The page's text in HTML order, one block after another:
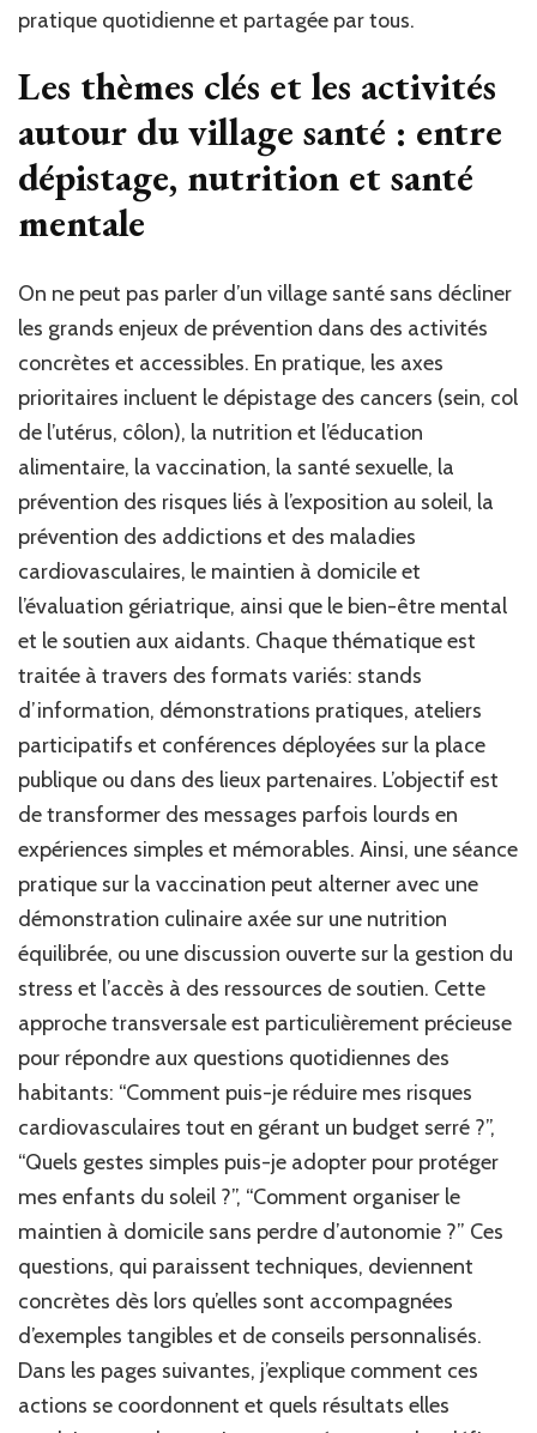
pratique quotidienne et partagée par tous.
Les thèmes clés et les activités
autour du village santé : entre
dépistage, nutrition et santé
mentale
On ne peut pas parler d’un village santé sans décliner
les grands enjeux de prévention dans des activités
concrètes et accessibles. En pratique, les axes
prioritaires incluent le dépistage des cancers (sein, col
de l’utérus, côlon), la nutrition et l’éducation
alimentaire, la vaccination, la santé sexuelle, la
prévention des risques liés à l’exposition au soleil, la
prévention des addictions et des maladies
cardiovasculaires, le maintien à domicile et
l’évaluation gériatrique, ainsi que le bien-être mental
et le soutien aux aidants. Chaque thématique est
traitée à travers des formats variés: stands
d’information, démonstrations pratiques, ateliers
participatifs et conférences déployées sur la place
publique ou dans des lieux partenaires. L’objectif est
de transformer des messages parfois lourds en
expériences simples et mémorables. Ainsi, une séance
pratique sur la vaccination peut alterner avec une
démonstration culinaire axée sur une nutrition
équilibrée, ou une discussion ouverte sur la gestion du
stress et l’accès à des ressources de soutien. Cette
approche transversale est particulièrement précieuse
pour répondre aux questions quotidiennes des
habitants: “Comment puis-je réduire mes risques
cardiovasculaires tout en gérant un budget serré ?”,
“Quels gestes simples puis-je adopter pour protéger
mes enfants du soleil ?”, “Comment organiser le
maintien à domicile sans perdre d’autonomie ?” Ces
questions, qui paraissent techniques, deviennent
concrètes dès lors qu’elles sont accompagnées
d’exemples tangibles et de conseils personnalisés.
Dans les pages suivantes, j’explique comment ces
actions se coordonnent et quels résultats elles